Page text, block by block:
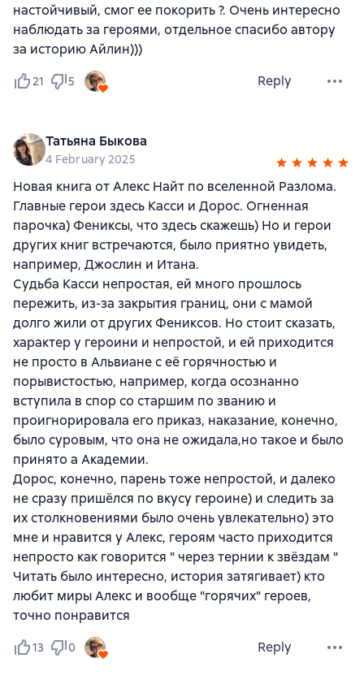
настойчивый, смог ее покорить ?. Очень интересно
наблюдать за героями, отдельное спасибо автору
за историю Айлин)))
21 5 Reply
Татьяна Быкова
4 February 2025
Новая книга от Алекс Найт по вселенной Разлома.
Главные герои здесь Касси и Дорос. Огненная
парочка) Фениксы, что здесь скажешь) Но и герои
других книг встречаются, было приятно увидеть,
например, Джослин и Итана.
Судьба Касси непростая, ей много прошлось
пережить, из-за закрытия границ, они с мамой
долго жили от других Фениксов. Но стоит сказать,
характер у героини и непростой, и ей приходится
не просто в Альвиане с её горячностью и
порывистостью, например, когда осознанно
вступила в спор со старшим по званию и
проигнорировала его приказ, наказание, конечно,
было суровым, что она не ожидала,но такое и было
принято а Академии.
Дорос, конечно, парень тоже непростой, и далеко
не сразу пришёлся по вкусу героине) и следить за
их столкновениями было очень увлекательно) это
мне и нравится у Алекс, героям часто приходится
непросто как говорится " через тернии к звёздам "
Читать было интересно, история затягивает) кто
любит миры Алекс и вообще "горячих" героев,
точно понравится
13 0 Reply